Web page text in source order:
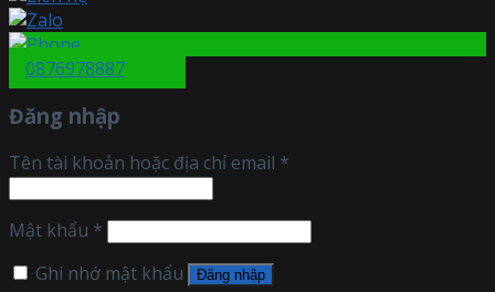
0876978887
Đăng nhập
Tên tài khoản hoặc địa chỉ email *
Mật khẩu *
Ghi nhớ mật khẩu
Đăng nhập